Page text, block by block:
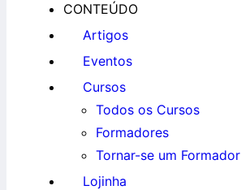
CONTEÚDO
Artigos
Eventos
Cursos
Todos os Cursos
Formadores
Tornar-se um Formador
Lojinha